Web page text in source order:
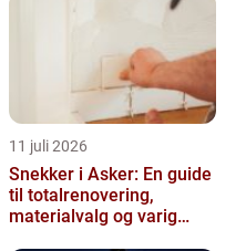
11 juli 2026
Snekker i Asker: En guide
til totalrenovering,
materialvalg og varig